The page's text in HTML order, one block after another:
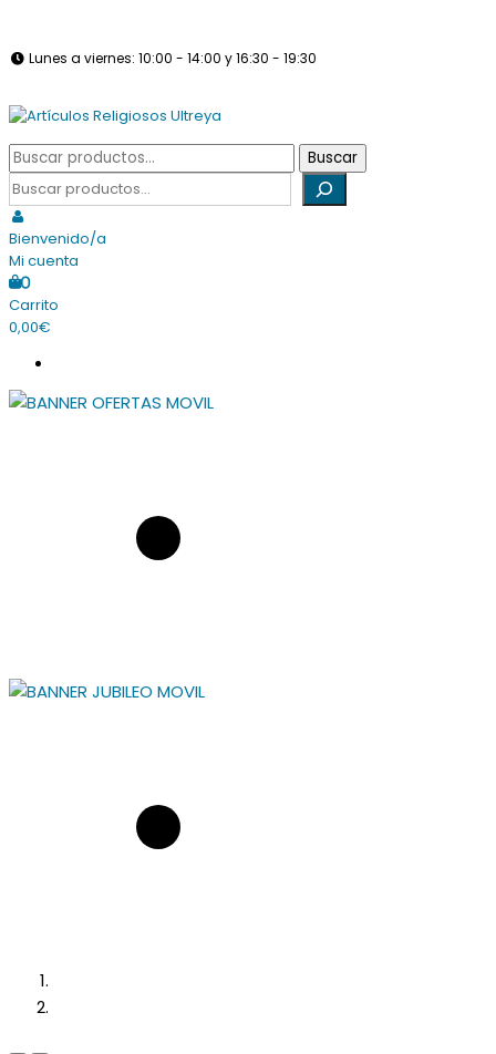
contenido
Lunes a viernes: 10:00 - 14:00 y 16:30 - 19:30
Artículos Religiosos Ultreya
Tienda online dedicada a la venta de todo tipo de artículos
religiosos
Buscar
por:
Buscar
Buscar
Bienvenido/a
Mi cuenta
0
Carrito
0,00€